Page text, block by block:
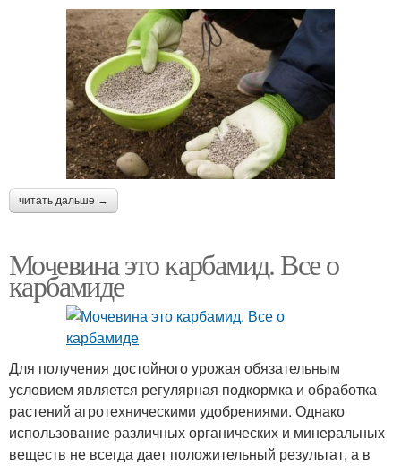
читать дальше →
Мочевина это карбамид. Все о
карбамиде
Для получения достойного урожая обязательным
условием является регулярная подкормка и обработка
растений агротехническими удобрениями. Однако
использование различных органических и минеральных
веществ не всегда дает положительный результат, а в